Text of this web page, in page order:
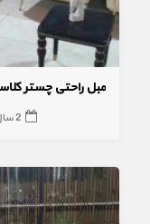
مبل راحتی چستر
2 سال قبل